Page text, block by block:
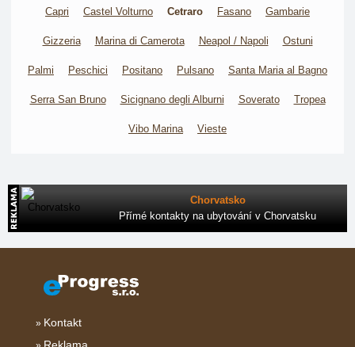
Capri Castel Volturno Cetraro Fasano Gambarie
Gizzeria Marina di Camerota Neapol / Napoli Ostuni
Palmi Peschici Positano Pulsano Santa Maria al Bagno
Serra San Bruno Sicignano degli Alburni Soverato Tropea
Vibo Marina Vieste
Chorvatsko
Přímé kontakty na ubytování v Chorvatsku
Kontakt